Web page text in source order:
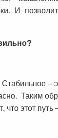
И
–
Таким
этот путь